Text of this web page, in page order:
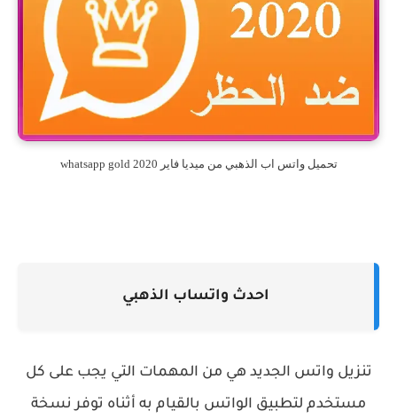
تحميل واتس اب الذهبي من ميديا فاير whatsapp gold 2020
احدث واتساب الذهبي
تنزيل واتس الجديد هي من المهمات التي يجب على كل
مستخدم لتطبيق الواتس بالقيام به أثناه توفر نسخة